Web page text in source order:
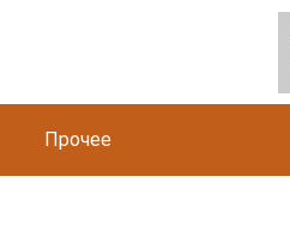
Прочее